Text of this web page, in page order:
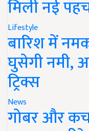
मिली नई
Lifestyle
बारिश में
घुसेगी नमी,
ट्रिक्स
News
गोबर और